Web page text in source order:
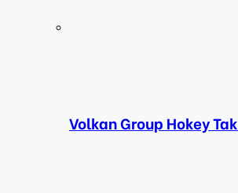
Volkan Group Hokey